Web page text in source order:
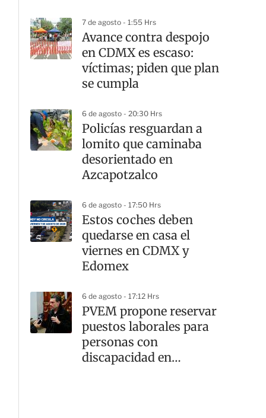
7 de agosto - 1:55 Hrs
Avance contra despojo
en CDMX es escaso:
víctimas; piden que plan
se cumpla
6 de agosto - 20:30 Hrs
Policías resguardan a
lomito que caminaba
desorientado en
Azcapotzalco
6 de agosto - 17:50 Hrs
Estos coches deben
quedarse en casa el
viernes en CDMX y
Edomex
6 de agosto - 17:12 Hrs
PVEM propone reservar
puestos laborales para
personas con
discapacidad en